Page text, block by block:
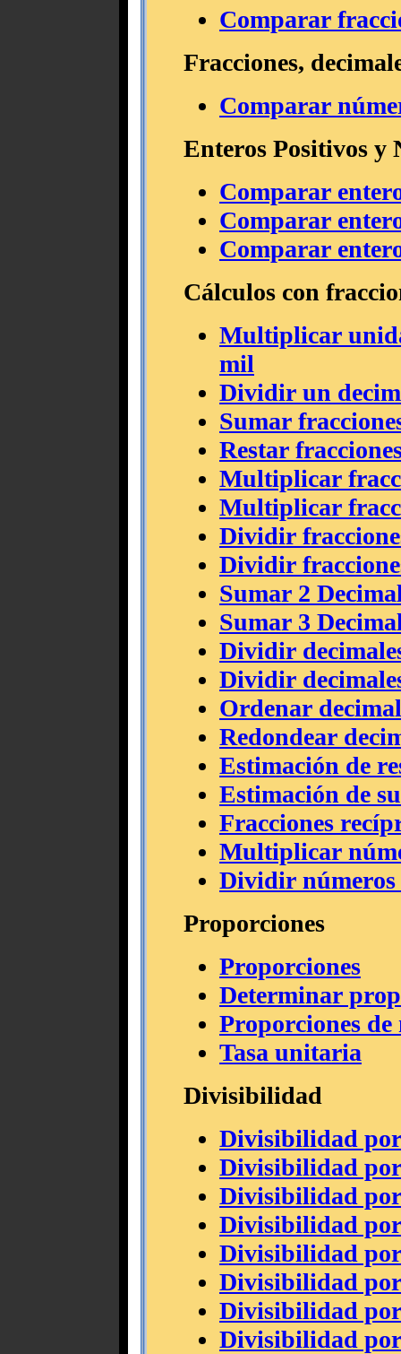
Comparar
Fracciones,
Comparar
Enteros Positivos y
Comparar
Comparar
Comparar
Cálculos con
Multiplicar
mil
Dividir un
Sumar
Restar
Multiplicar
Multiplicar
Dividir
Dividir
Sumar 2
Sumar 3
Dividir
Dividir
Ordenar
Redondear
Estimación de
Estimación de
Fracciones
Multiplicar
Dividir números
Proporciones
Proporciones
Determinar
Proporciones
Tasa unitaria
Divisibilidad
Divisibilidad
Divisibilidad
Divisibilidad
Divisibilidad
Divisibilidad
Divisibilidad
Divisibilidad
Divisibilidad